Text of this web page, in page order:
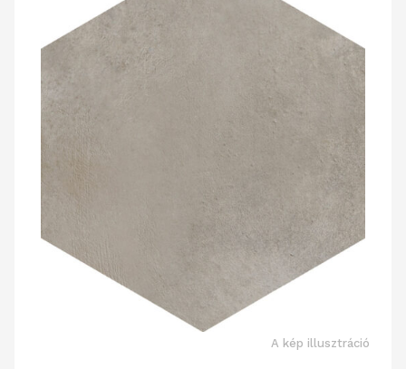
A kép illusztráció